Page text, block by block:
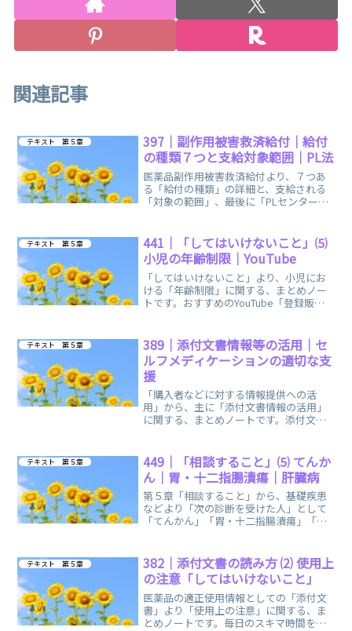
関連記事
テキスト 第５章
397｜副作用被害救済給付｜給付
の種類７つと支給対象範囲｜PL法
医薬品副作用被害救済給付より、７つあ
る「給付の種類」の詳細と、支給される
「対象の範囲」、最後に「PLセンター
テキスト 第５章
441｜「してはいけないこと」⑸
小児の年齢制限｜YouTube
「してはいけないこと」より、小児にお
ける「年齢制限」に関する、まとめノー
トです。おすすめのYouTube「登録販売
テキスト 第５章
389｜添付文書情報等の活用｜セ
ルフメディケーションの適切な支
援
「購入者などに対する情報提供への活
用」から、主に「添付文書情報の活用」
に関する、まとめノートです。添付文書
テキスト 第５章
449｜「相談すること」⑸ てんか
ん｜胃・十二指腸潰瘍｜肝臓病
第５章「相談すること」から、基礎疾患
などより「次の診断を受けた人」として
「てんかん」「胃・十二指腸潰瘍」「肝
テキスト 第５章
382｜添付文書の読み方 ⑵ 使用上
の注意「してはいけないこと」
医薬品の適正使用情報としての「添付文
書」より「使用上の注意」に関する、ま
とめノートです。毎日のスキマ時間を利